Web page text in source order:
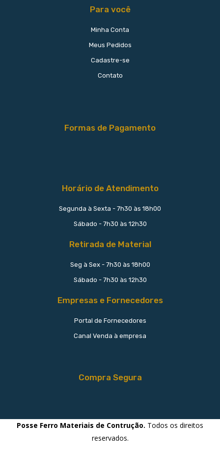
Para você
Minha Conta
Meus Pedidos
Cadastre-se
Contato
Formas de Pagamento
Horário de Atendimento
Segunda à Sexta - 7h30 às 18h00
Sábado - 7h30 às 12h30
Retirada de Material
Seg à Sex - 7h30 às 18h00
Sábado - 7h30 às 12h30
Empresas e Fornecedores
Portal de Fornecedores
Canal Venda à empresa
Compra Segura
Posse Ferro Materiais de Contrução. Todos os direitos
reservados.